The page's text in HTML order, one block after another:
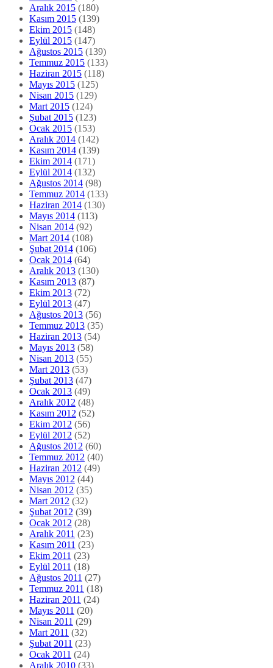
Aralık 2015 (180)
Kasım 2015 (139)
Ekim 2015 (148)
Eylül 2015 (147)
Ağustos 2015 (139)
Temmuz 2015 (133)
Haziran 2015 (118)
Mayıs 2015 (125)
Nisan 2015 (129)
Mart 2015 (124)
Şubat 2015 (123)
Ocak 2015 (153)
Aralık 2014 (142)
Kasım 2014 (139)
Ekim 2014 (171)
Eylül 2014 (132)
Ağustos 2014 (98)
Temmuz 2014 (133)
Haziran 2014 (130)
Mayıs 2014 (113)
Nisan 2014 (92)
Mart 2014 (108)
Şubat 2014 (106)
Ocak 2014 (64)
Aralık 2013 (130)
Kasım 2013 (87)
Ekim 2013 (72)
Eylül 2013 (47)
Ağustos 2013 (56)
Temmuz 2013 (35)
Haziran 2013 (54)
Mayıs 2013 (58)
Nisan 2013 (55)
Mart 2013 (53)
Şubat 2013 (47)
Ocak 2013 (49)
Aralık 2012 (48)
Kasım 2012 (52)
Ekim 2012 (56)
Eylül 2012 (52)
Ağustos 2012 (60)
Temmuz 2012 (40)
Haziran 2012 (49)
Mayıs 2012 (44)
Nisan 2012 (35)
Mart 2012 (32)
Şubat 2012 (39)
Ocak 2012 (28)
Aralık 2011 (23)
Kasım 2011 (23)
Ekim 2011 (23)
Eylül 2011 (18)
Ağustos 2011 (27)
Temmuz 2011 (18)
Haziran 2011 (24)
Mayıs 2011 (20)
Nisan 2011 (29)
Mart 2011 (32)
Şubat 2011 (23)
Ocak 2011 (24)
Aralık 2010 (33)